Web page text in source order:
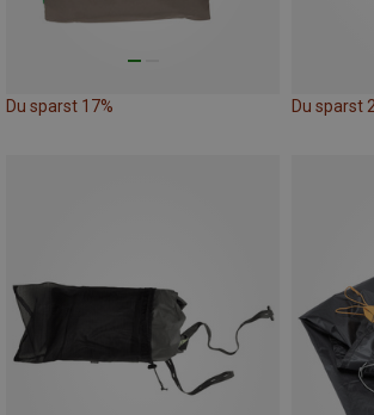
Du sparst 17% Du sparst